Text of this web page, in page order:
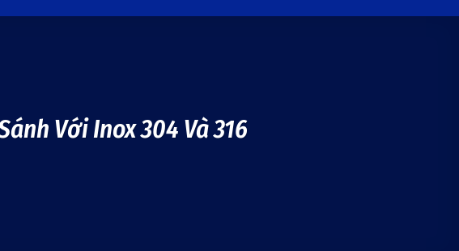
Với Inox 304 Và 316